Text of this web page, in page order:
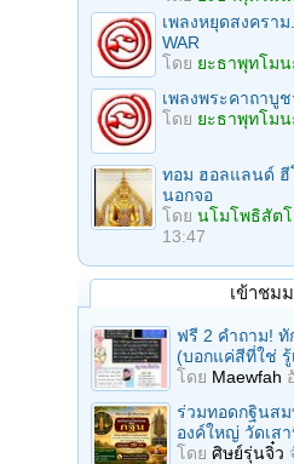
เพลงหยุดสงคราม
WAR
โดย ยะธาพุทโมน
เพลงพระคาถาบู
โดย ยะธาพุทโมน
ทอม ฮอลแลนด์ ฮี
นอกจอ
โดย นโมโพธิสัต
13:47
เข้าชม
ฟรี 2 คำถาม!
(บอกแค่สีที่ใช่ รู้
โดย Maewfah
ร่วมทอดกฐินส
องค์ใหญ่ วัดเส
โดย ศิษย์รุ่นจิ๋ว